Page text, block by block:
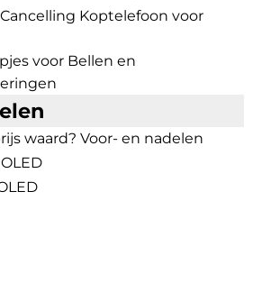
Koptelefoon voor
voor Bellen en
waard? Voor- en nadelen